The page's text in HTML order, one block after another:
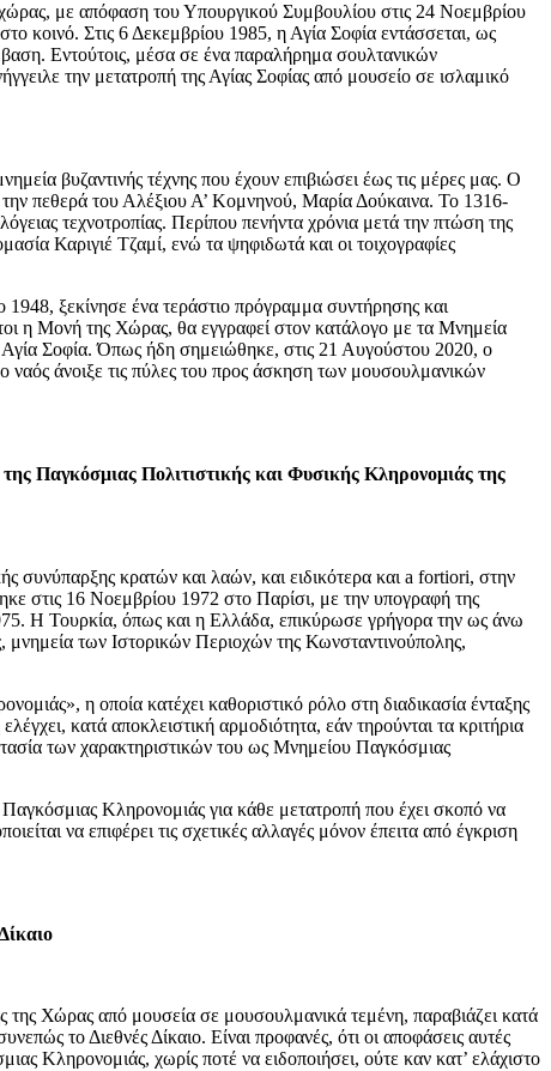
με απόφαση του Υπουργικού Συμβουλίου στις 24 Νοεμβρίου
κοινό. Στις 6 Δεκεμβρίου 1985, η Αγία Σοφία εντάσσεται, ως
Εντούτοις, μέσα σε ένα παραλήρημα σουλτανικών
την μετατροπή της Αγίας Σοφίας από μουσείο σε ισλαμικό
βυζαντινής τέχνης που έχουν επιβιώσει έως τις μέρες μας. Ο
πεθερά του Αλέξιου Α’ Κομνηνού, Μαρία Δούκαινα. Το 1316-
τεχνοτροπίας. Περίπου πενήντα χρόνια μετά την πτώση της
Καριγιέ Τζαμί, ενώ τα ψηφιδωτά και οι τοιχογραφίες
ξεκίνησε ένα τεράστιο πρόγραμμα συντήρησης και
η Μονή της Χώρας, θα εγγραφεί στον κατάλογο με τα Μνημεία
Σοφία. Όπως ήδη σημειώθηκε, στις 21 Αυγούστου 2020, ο
άνοιξε τις πύλες του προς άσκηση των μουσουλμανικών
Παγκόσμιας Πολιτιστικής και Φυσικής Κληρονομιάς της
συνύπαρξης κρατών και λαών, και ειδικότερα και a fortiori, στην
στις 16 Νοεμβρίου 1972 στο Παρίσι, με την υπογραφή της
Η Τουρκία, όπως και η Ελλάδα, επικύρωσε γρήγορα την ως άνω
των Ιστορικών Περιοχών της Κωνσταντινούπολης,
η οποία κατέχει καθοριστικό ρόλο στη διαδικασία ένταξης
κατά αποκλειστική αρμοδιότητα, εάν τηρούνται τα κριτήρια
των χαρακτηριστικών του ως Μνημείου Παγκόσμιας
Κληρονομιάς για κάθε μετατροπή που έχει σκοπό να
να επιφέρει τις σχετικές αλλαγές μόνον έπειτα από έγκριση
της Χώρας από μουσεία σε μουσουλμανικά τεμένη, παραβιάζει κατά
το Διεθνές Δίκαιο. Είναι προφανές, ότι οι αποφάσεις αυτές
Κληρονομιάς, χωρίς ποτέ να ειδοποιήσει, ούτε καν κατ’ ελάχιστο